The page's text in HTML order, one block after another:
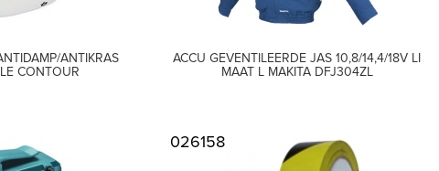
ANTIKRAS
CONTOUR
ACCU GEVENTILEERDE JAS 10,8/14,4/18V LI
MAAT L MAKITA DFJ304ZL
026158